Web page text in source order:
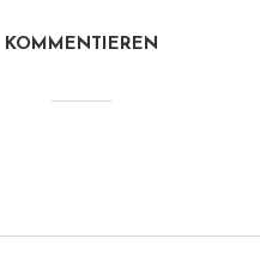
KOMMENTIEREN